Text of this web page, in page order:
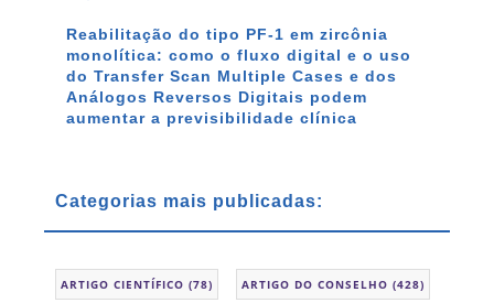
Reabilitação do tipo PF-1 em zircônia
monolítica: como o fluxo digital e o uso
do Transfer Scan Multiple Cases e dos
Análogos Reversos Digitais podem
aumentar a previsibilidade clínica
Categorias mais publicadas:
ARTIGO CIENTÍFICO (78) ARTIGO DO CONSELHO (428)